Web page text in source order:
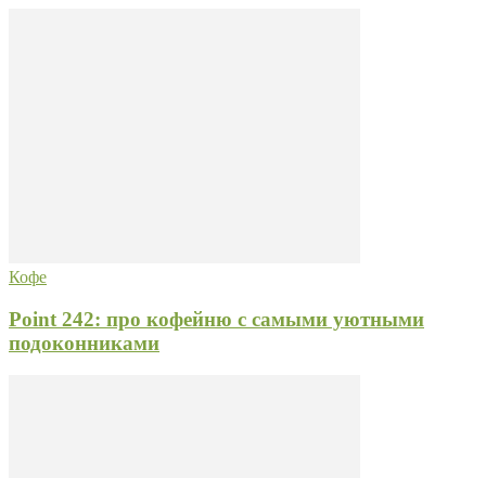
Кофе
Point 242: про кофейню с самыми уютными
подоконниками